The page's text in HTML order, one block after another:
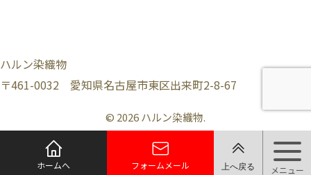
ハルン染織物
〒461-0032 愛知県名古屋市東区出来町2-8-67
© 2026 ハルン染織物.
ホームへ フォームメール